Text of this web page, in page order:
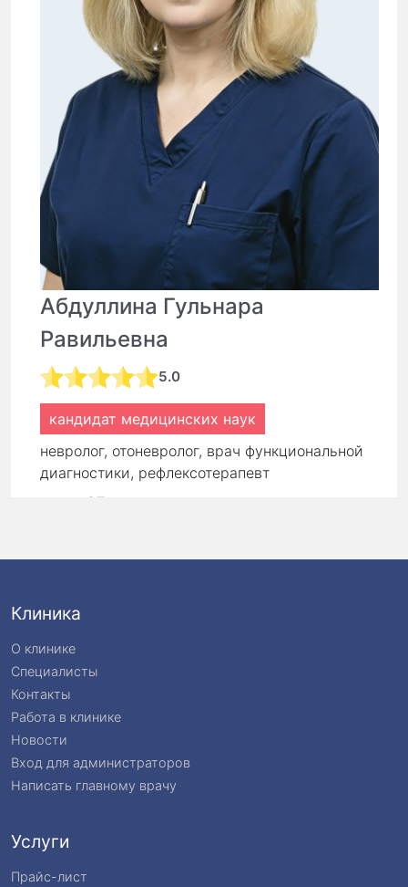
Абдуллина Гульнара
Равильевна
5.0
кандидат медицинских наук
невролог, отоневролог, врач функциональной
диагностики, рефлексотерапевт
27 лет
Повторный прием: 6 300 ₽
Клиника
О клинике
Специалисты
Контакты
Работа в клинике
Новости
Вход для администраторов
Написать главному врачу
Услуги
Прайс-лист